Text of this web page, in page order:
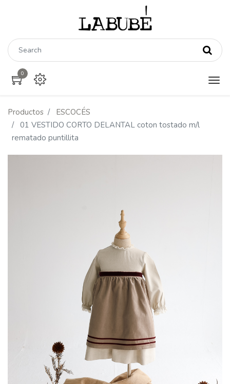
0
Productos
ESCOCÉS
01 VESTIDO CORTO DELANTAL coton tostado m/l
rematado puntillita